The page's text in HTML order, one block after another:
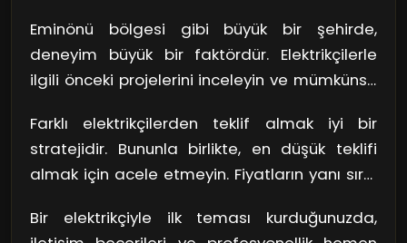
elektrik işlerini yapma yetkisini değil, aynı
zamanda belirli bir eğitim sürecini
tamamladığını da göstermektedir.
Unutmayın, yeterli eğitim almayan bir
elektrikçiyle çalışmak, sonuçta size daha
fazla maliyete mal olabilir.
Eminönü bölgesi gibi büyük bir şehirde,
deneyim büyük bir faktördür. Elektrikçilerle
ilgili önceki projelerini inceleyin ve mümkünse
uzmanlaştıklarını ve geçmiş işlerinin kalitesini
değerlendirebilirsiniz. Deneyimli bir elektrikçi,
sorunları daha hızlı ve etkili bir şekilde
çözebilir.
Farklı elektrikçilerden teklif almak iyi bir
stratejidir. Bununla birlikte, en düşük teklifi
almak için acele etmeyin. Fiyatların yanı sıra,
önünde bulundurun. Ucuz bir çözüm, uzun
Bir elektrikçiyle ilk teması kurduğunuzda,